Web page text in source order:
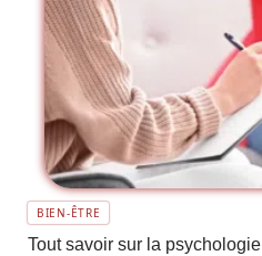
BIEN-ÊTRE
Tout savoir sur la psychologie